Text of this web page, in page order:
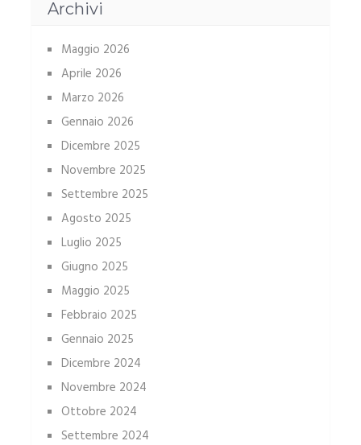
Archivi
Maggio 2026
Aprile 2026
Marzo 2026
Gennaio 2026
Dicembre 2025
Novembre 2025
Settembre 2025
Agosto 2025
Luglio 2025
Giugno 2025
Maggio 2025
Febbraio 2025
Gennaio 2025
Dicembre 2024
Novembre 2024
Ottobre 2024
Settembre 2024